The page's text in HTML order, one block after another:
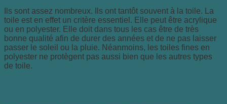
Ils sont assez nombreux. Ils ont tantôt souvent à la toile. La
toile est en effet un critère essentiel. Elle peut être acrylique
ou en polyester. Elle doit dans tous les cas être de très
bonne qualité afin de durer des années et de ne pas laisser
passer le soleil ou la pluie. Néanmoins, les toiles fines en
polyester ne protègent pas aussi bien que les autres types
de toile.